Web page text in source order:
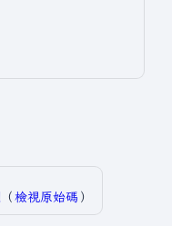
​（檢視原始碼 ）​